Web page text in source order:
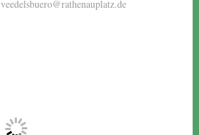
veedelsbuero@rathenauplatz.de